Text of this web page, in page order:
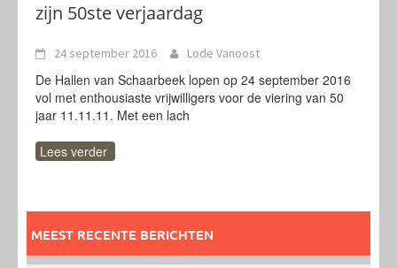
zijn 50ste verjaardag
24 september 2016 Lode Vanoost
De Hallen van Schaarbeek lopen op 24 september 2016
vol met enthousiaste vrijwilligers voor de viering van 50
jaar 11.11.11. Met een lach
Lees verder
MEEST RECENTE BERICHTEN